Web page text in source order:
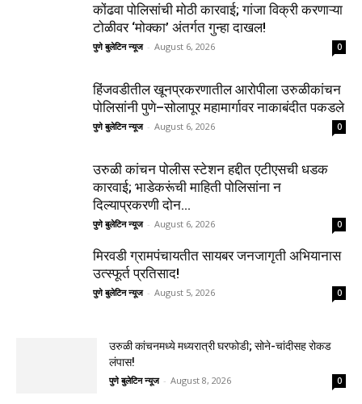
कोंढवा पोलिसांची मोठी कारवाई; गांजा विक्री करणाऱ्या
टोळीवर ‘मोक्का’ अंतर्गत गुन्हा दाखल!
पुणे बुलेटिन न्यूज - August 6, 2026 0
हिंजवडीतील खूनप्रकरणातील आरोपीला उरुळीकांचन
पोलिसांनी पुणे–सोलापूर महामार्गावर नाकाबंदीत पकडले
पुणे बुलेटिन न्यूज - August 6, 2026 0
उरुळी कांचन पोलीस स्टेशन हद्दीत एटीएसची धडक
कारवाई; भाडेकरूंची माहिती पोलिसांना न
दिल्याप्रकरणी दोन...
पुणे बुलेटिन न्यूज - August 6, 2026 0
मिरवडी ग्रामपंचायतीत सायबर जनजागृती अभियानास
उत्स्फूर्त प्रतिसाद!
पुणे बुलेटिन न्यूज - August 5, 2026 0
उरुळी कांचनमध्ये मध्यरात्री घरफोडी; सोने-चांदीसह रोकड
लंपास!
पुणे बुलेटिन न्यूज - August 8, 2026 0